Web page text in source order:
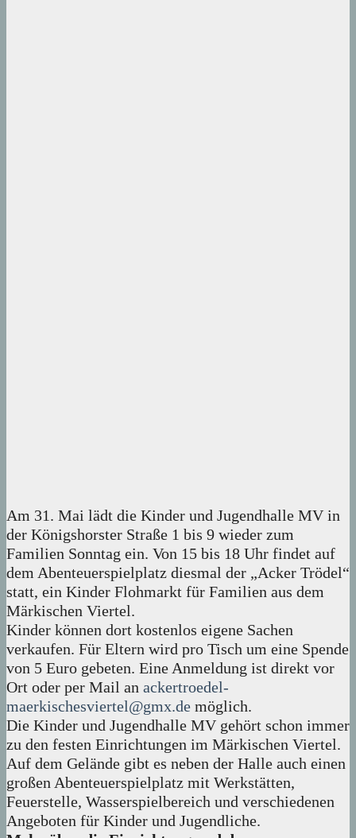
Am 31. Mai lädt die Kinder und Jugendhalle MV in
der Königshorster Straße 1 bis 9 wieder zum
Familien Sonntag ein. Von 15 bis 18 Uhr findet auf
dem Abenteuerspielplatz diesmal der „Acker Trödel“
statt, ein Kinder Flohmarkt für Familien aus dem
Märkischen Viertel.
Kinder können dort kostenlos eigene Sachen
verkaufen. Für Eltern wird pro Tisch um eine Spende
von 5 Euro gebeten. Eine Anmeldung ist direkt vor
Ort oder per Mail an ackertroedel-
maerkischesviertel@gmx.de möglich.
Die Kinder und Jugendhalle MV gehört schon immer
zu den festen Einrichtungen im Märkischen Viertel.
Auf dem Gelände gibt es neben der Halle auch einen
großen Abenteuerspielplatz mit Werkstätten,
Feuerstelle, Wasserspielbereich und verschiedenen
Angeboten für Kinder und Jugendliche.